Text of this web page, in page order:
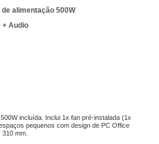
de alimentação 500W
+ Audio
incluída. Inclui 1x fan pré-instalada (1x
pequenos com design de PC Office
mm.